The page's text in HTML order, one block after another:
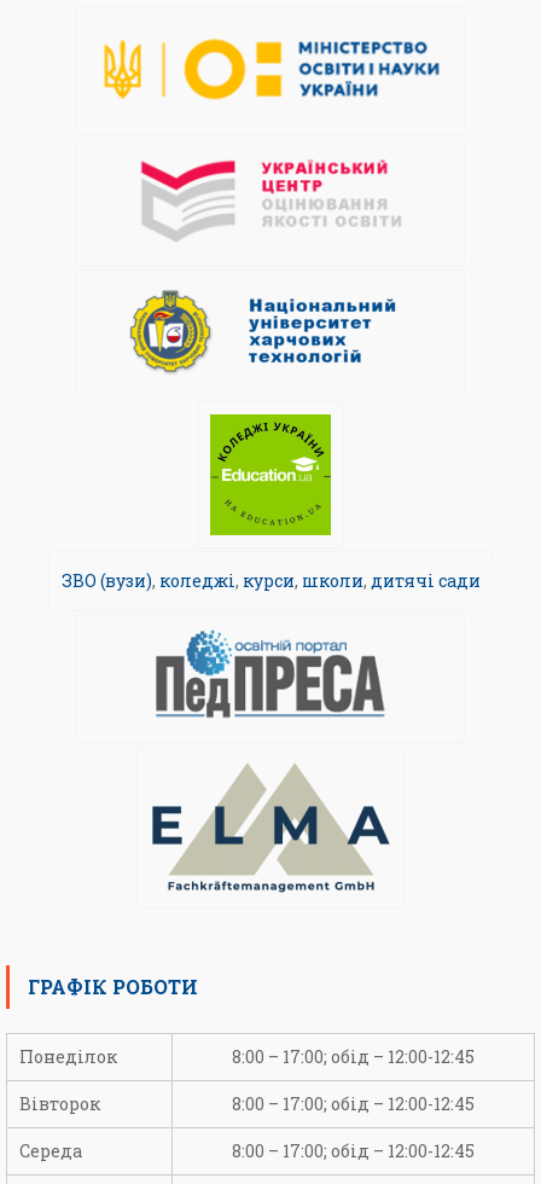
ЗВО (вузи), коледжі, курси, школи, дитячі сади
ГРАФІК РОБОТИ
Понеділок 8:00 – 17:00; обід – 12:00-12:45
Вівторок 8:00 – 17:00; обід – 12:00-12:45
Середа 8:00 – 17:00; обід – 12:00-12:45